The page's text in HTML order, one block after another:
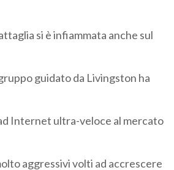
si è infiammata anche sul
guidato da Livingston ha
Internet ultra-veloce al mercato
aggressivi volti ad accrescere